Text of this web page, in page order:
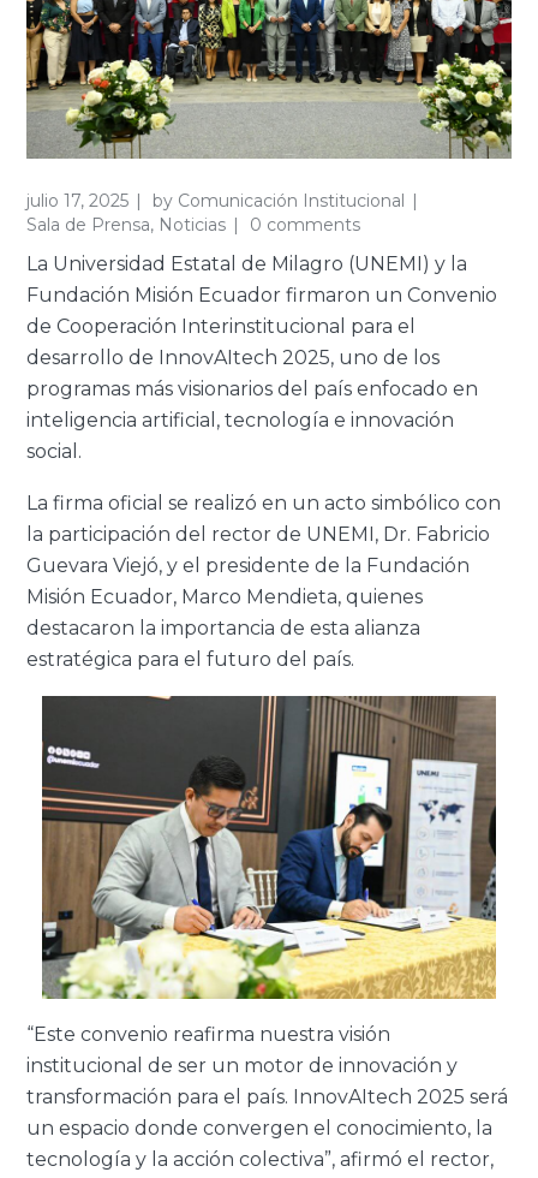
julio 17, 2025 by Comunicación Institucional
Sala de Prensa, Noticias 0 comments
La Universidad Estatal de Milagro (UNEMI) y la
Fundación Misión Ecuador firmaron un Convenio
de Cooperación Interinstitucional para el
desarrollo de InnovAItech 2025, uno de los
programas más visionarios del país enfocado en
inteligencia artificial, tecnología e innovación
social.
La firma oficial se realizó en un acto simbólico con
la participación del rector de UNEMI, Dr. Fabricio
Guevara Viejó, y el presidente de la Fundación
Misión Ecuador, Marco Mendieta, quienes
destacaron la importancia de esta alianza
estratégica para el futuro del país.
“Este convenio reafirma nuestra visión
institucional de ser un motor de innovación y
transformación para el país. InnovAItech 2025 será
un espacio donde convergen el conocimiento, la
tecnología y la acción colectiva”, afirmó el rector,